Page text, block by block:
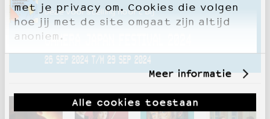
met je privacy om. Cookies die volgen
hoe jij met de site omgaat zijn altijd
anoniem.
Meer informatie
Alle cookies toestaan
Deze voorstelling hoort bij
CAMERA JAPAN FESTIVAL 2024
26 SEP 2024 T/M 29 SEP 2024